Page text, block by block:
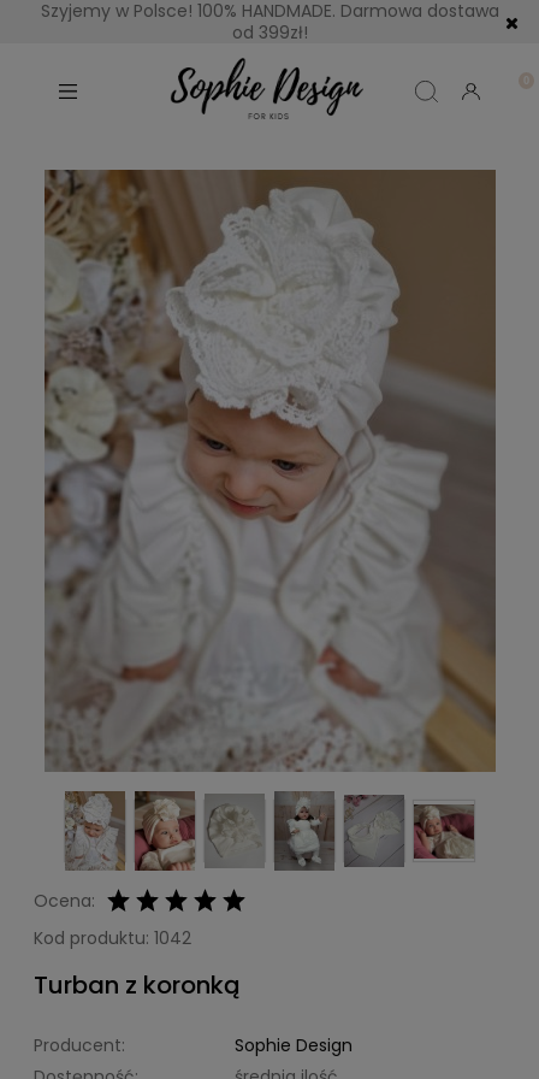
Szyjemy w Polsce! 100% HANDMADE. Darmowa dostawa
od 399zł!
Ocena:
Kod produktu: 1042
Turban z koronką
Producent:
Sophie Design